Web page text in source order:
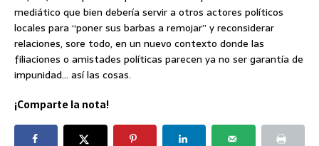
mediático que bien debería servir a otros actores políticos
locales para “poner sus barbas a remojar” y reconsiderar
relaciones, sore todo, en un nuevo contexto donde las
filiaciones o amistades políticas parecen ya no ser garantía de
impunidad… así las cosas.
¡Comparte la nota!